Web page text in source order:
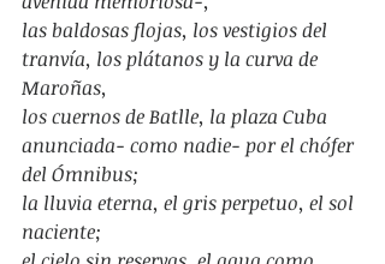
las baldosas flojas, los vestigios del
tranvía, los plátanos y la curva de
Maroñas,
los cuernos de Batlle, la plaza Cuba
anunciada- como nadie- por el chófer
del Ómnibus;
la lluvia eterna, el gris perpetuo, el sol
naciente;